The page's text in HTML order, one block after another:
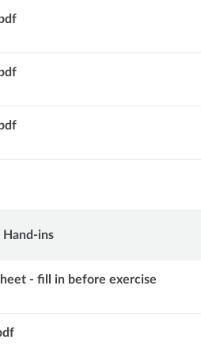
Hand-ins
- fill in before exercise